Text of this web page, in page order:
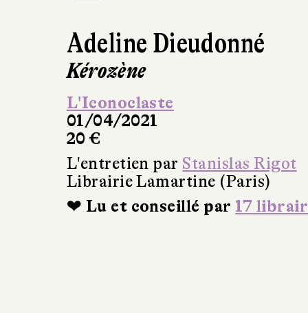
Adeline Dieudonné
Kérozène
L'Iconoclaste
01/04/2021
20 €
L'entretien par Stanislas Rigot
Librairie Lamartine (Paris)
❤ Lu et conseillé par 17